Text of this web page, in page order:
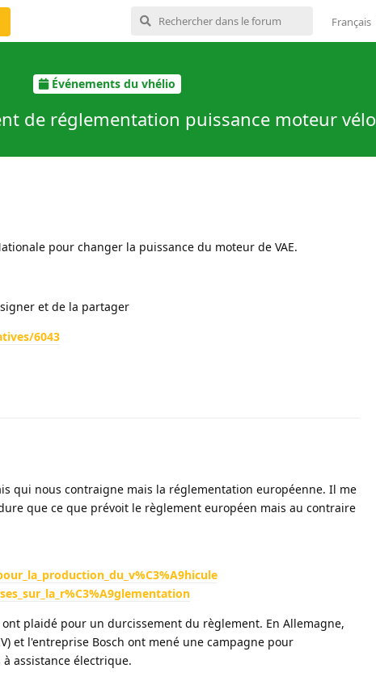
Français
Événements du vhélio
de réglementation puissance moteur vélo
pour changer la puissance du moteur de VAE.
et de la partager
6043
qui nous contraigne mais la réglementation européenne. Il me
que ce que prévoit le règlement européen mais au contraire
plaidé pour un durcissement du règlement. En Allemagne,
et l'entreprise Bosch ont mené une campagne pour
assistance électrique.